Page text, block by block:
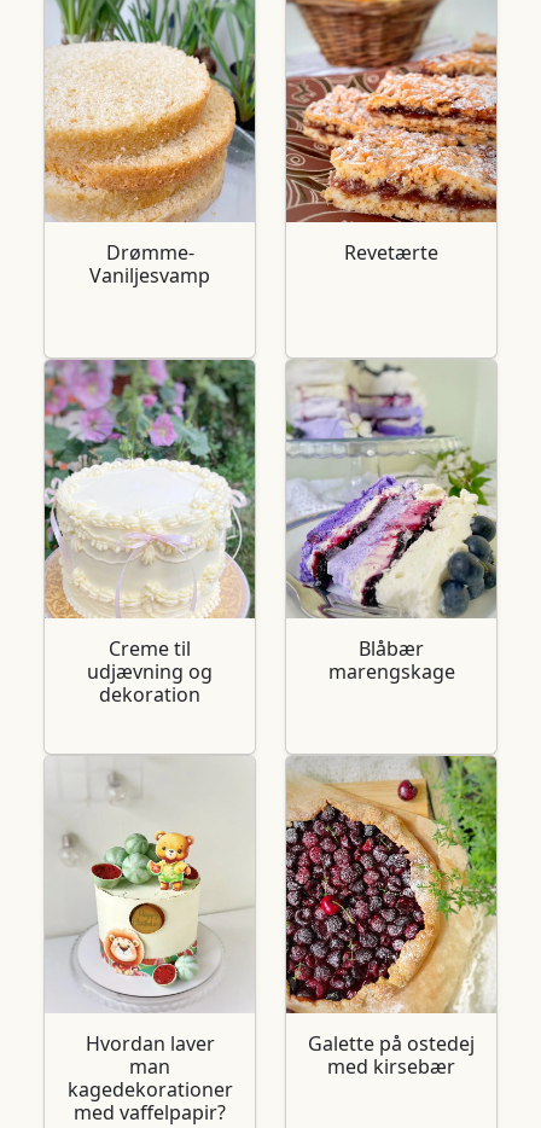
Drømme-
Vaniljesvamp
Revetærte
Creme til
udjævning og
dekoration
Blåbær
marengskage
Hvordan laver
man
kagedekorationer
med vaffelpapir?
Galette på ostedej
med kirsebær